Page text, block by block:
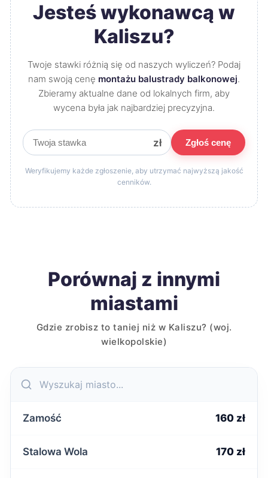
Jesteś wykonawcą w
Kaliszu?
Twoje stawki różnią się od naszych wyliczeń? Podaj
nam swoją cenę montażu balustrady balkonowej.
Zbieramy aktualne dane od lokalnych firm, aby
wycena była jak najbardziej precyzyjna.
zł Zgłoś cenę
Weryfikujemy każde zgłoszenie, aby utrzymać najwyższą jakość
cenników.
Porównaj z innymi
miastami
Gdzie zrobisz to taniej niż w Kaliszu? (woj.
wielkopolskie)
Zamość 160 zł
Stalowa Wola 170 zł